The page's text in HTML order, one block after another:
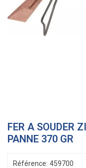
FER A SOUDER
PANNE 370 GR
Référence: 459700